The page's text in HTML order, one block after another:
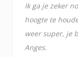
Ik ga je zeker
hoogte te
weer super, je
Anges.